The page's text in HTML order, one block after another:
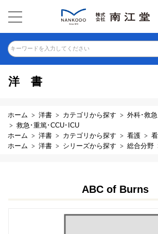
キーワードを入力してください
洋書
ホーム 洋書 カテゴリから探す
外科･救
救急･重篤･CCU･ICU
ホーム
洋書 カテゴリから探す 看護
ホーム
洋書 シリーズから探す 総合分野
ABC of Burns